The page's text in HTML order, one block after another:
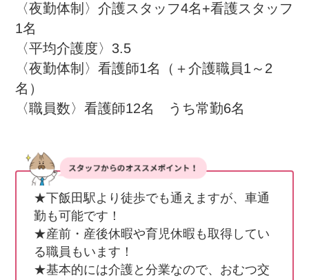
〈夜勤体制〉介護スタッフ4名+看護スタッフ
1名
〈平均介護度〉3.5
〈夜勤体制〉看護師1名（＋介護職員1～2
名）
〈職員数〉看護師12名　うち常勤6名
★下飯田駅より徒歩でも通えますが、車通
勤も可能です！
★産前・産後休暇や育児休暇も取得してい
る職員もいます！
★基本的には介護と分業なので、おむつ交